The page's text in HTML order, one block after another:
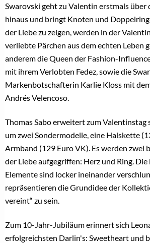
Swarovski geht zu Valentin erstmals über
hinaus und bringt Knoten und
der Liebe zu zeigen, werden in der
verliebte Pärchen aus dem echten Leben
anderem die Queen der Fashion-
mit ihrem Verlobten Fedez, sowie die
Markenbotschafterin Karlie Kloss mit
Andrés Velencoso.
Thomas Sabo erweitert zum Valentinstag
um zwei Sondermodelle, eine Halskette
Armband (129 Euro VK). Es werden zwei
der Liebe aufgegriffen: Herz und Ring.
Elemente sind locker ineinander
repräsentieren die Grundidee der
vereint“ zu sein.
Zum 10-Jahr-Jubiläum erinnert sich
erfolgreichsten Darlin's: Sweetheart und